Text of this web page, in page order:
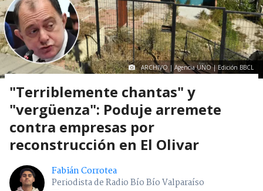
ARCHIVO | Agencia UNO | Edición BBCL
"Terriblemente chantas" y
"vergüenza": Poduje arremete
contra empresas por
reconstrucción en El Olivar
Fabián Corrotea
Periodista de Radio Bío Bío Valparaíso